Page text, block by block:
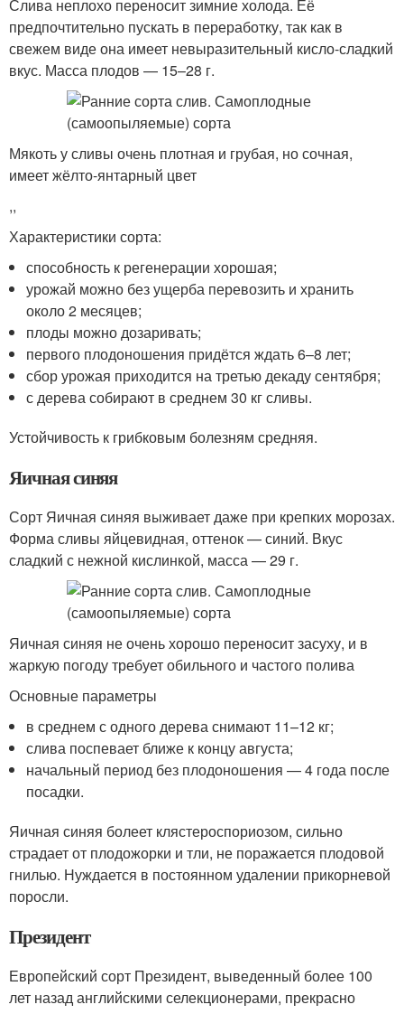
Слива неплохо переносит зимние холода. Её
предпочтительно пускать в переработку, так как в
свежем виде она имеет невыразительный кисло-сладкий
вкус. Масса плодов — 15–28 г.
Мякоть у сливы очень плотная и грубая, но сочная,
имеет жёлто-янтарный цвет
,,
Характеристики сорта:
способность к регенерации хорошая;
урожай можно без ущерба перевозить и хранить
около 2 месяцев;
плоды можно дозаривать;
первого плодоношения придётся ждать 6–8 лет;
сбор урожая приходится на третью декаду сентября;
с дерева собирают в среднем 30 кг сливы.
Устойчивость к грибковым болезням средняя.
Яичная синяя
Сорт Яичная синяя выживает даже при крепких морозах.
Форма сливы яйцевидная, оттенок — синий. Вкус
сладкий с нежной кислинкой, масса — 29 г.
Яичная синяя не очень хорошо переносит засуху, и в
жаркую погоду требует обильного и частого полива
Основные параметры
в среднем с одного дерева снимают 11–12 кг;
слива поспевает ближе к концу августа;
начальный период без плодоношения — 4 года после
посадки.
Яичная синяя болеет клястероспориозом, сильно
страдает от плодожорки и тли, не поражается плодовой
гнилью. Нуждается в постоянном удалении прикорневой
поросли.
Президент
Европейский сорт Президент, выведенный более 100
лет назад английскими селекционерами, прекрасно